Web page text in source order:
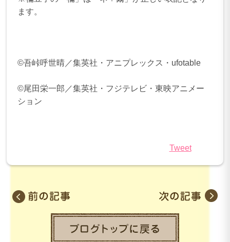
ます。
©吾峠呼世晴／集英社・アニプレックス・ufotable
©尾田栄一郎／集英社・フジテレビ・東映アニメー
ション
Tweet